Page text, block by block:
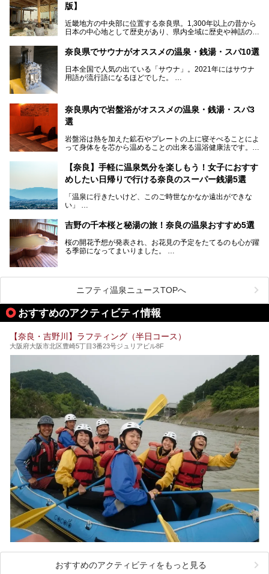
版】
近畿地方の中央部に位置する奈良県。1,300年以上の昔から
日本の中心地として歴史があり、県内全域に歴史や神話の舞
界遺産があり、古代をそこかしこに感じられる地域です。
そんな奈良県のスーパー銭湯は、便利な街中にある施設か
ら、険しい山中にある秘湯までバラエティ豊か。ここでは、
奈良県で評判のスーパー銭湯をご紹介します。
奈良県でサウナがオススメの温泉・銭湯・スパ10選
日本全国で人気の出ている「サウナ」。2021年にはサウナ
用語が流行語になるほどでした。
中心部に近いサウナや郊外にあるアウトドアフィンランド式
サウナなど種類も豊富です。
奈良県にあるサウナでリフレッシュしませんか？
奈良県内で岩盤浴がオススメの温泉・銭湯・スパ3
選
岩盤浴は熱を加えた鉱石やプレートの上に寝そべることによ
って身体をを芯から温めることの出来る温浴健康法です。じ
果だけではなく、代謝が高まり健康や美容にも良い影響が期
待できます。今回はそんな岩盤浴にこだわった、奈良県内の
オススメ温泉・銭湯・スパ3ヶ所を紹介させていただきま
【奈良】手軽に温泉気分を楽しもう！女子におすす
めしたい日帰りで行ける奈良のスーパー銭湯5選
「温泉に行きたいけど、このご時世なかなか遠出ができな
い」
そんな方も多いのではないでしょうか？
お宿に泊まって観光地を巡るような温泉旅行がしたいけど、
まとまった時間が取れない時もありますよね。
芯までじんわり温まってリラックス効果も抜群。
今回は、奈良で行けるおすすめのスーパー銭湯を5つご紹介
したいと思います。
吉野の千本桜と秘湯の旅！奈良の温泉おすすめ5選
桜の開花予想が発表され、お花見の予定をたてるのも心が躍
る季節になってまいりました。
まれるくらい日本人の心を捉えて離さない名所中の名所があ
ります。それは奈良県の吉野山。
す。また吉野山を含む「紀伊山地の霊場と参詣道」はユネス
コの世界遺産に登録されており、修験道の霊場として荘厳な
開湯300年と歴史のある霊験あらたかな吉野の湯で、春を感
じる湯治の旅はいかがでしょう。
今回は奈良県吉野のおすすめ温泉を紹介いたします！
ニフティ温泉ニュースTOPへ
おすすめのアクティビティ情報
【奈良・吉野川】ラフティング（半日コース）
大阪府大阪市北区豊崎5丁目3番23号ジュリアビル8F
おすすめのアクティビティをもっと見る